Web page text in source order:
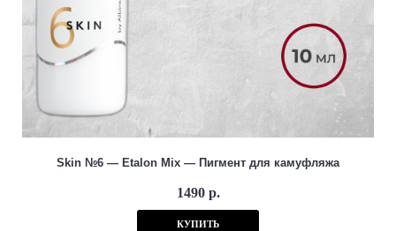
Skin №6 — Etalon Mix — Пигмент для камуфляжа
1490 р.
КУПИТЬ